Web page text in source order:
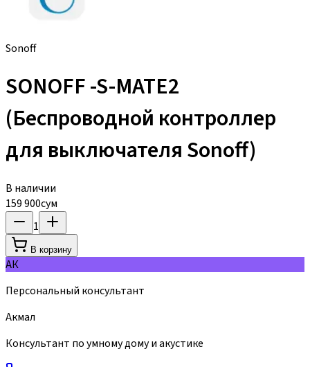
Sonoff
SONOFF -S-MATE2
(Беспроводной контроллер
для выключателя Sonoff)
В наличии
159 900сум
1
В корзину
АК
Персональный консультант
Акмал
Консультант по умному дому и акустике